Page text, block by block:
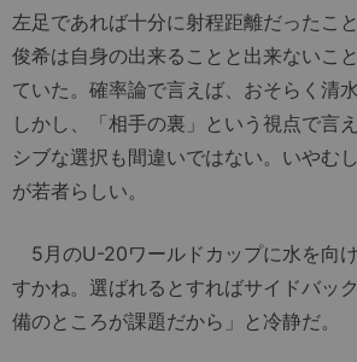
左足であれば十分に射程距離だったこ
俊希は自身の出来ることと出来ないこ
ていた。確率論で言えば、おそらく清
しかし、「相手の裏」という視点で言
シブな選択も間違いではない。いやむ
が若者らしい。
5月のU-20ワールドカップに水を向
すかね。選ばれるとすればサイドバッ
備のところが課題だから」と冷静だ。